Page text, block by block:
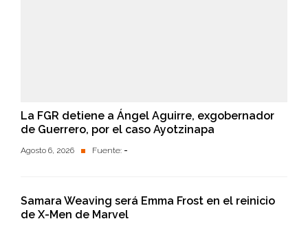
La FGR detiene a Ángel Aguirre, exgobernador
de Guerrero, por el caso Ayotzinapa
Agosto 6, 2026 Fuente: -
Samara Weaving será Emma Frost en el reinicio
de X-Men de Marvel